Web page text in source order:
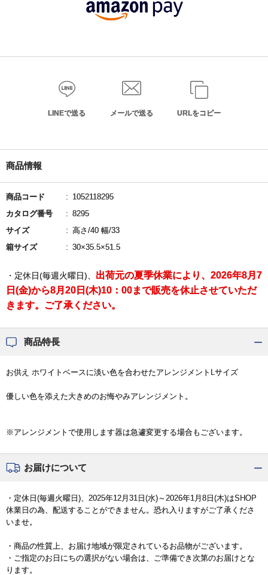
LINEで送る メールで送る URLをコピー
商品情報
商品コード
1052118295
カタログ番号
8295
サイズ
高さ/40 幅/33
箱サイズ
30×35.5×51.5
・定休日(毎週火曜日)、 出荷元の夏季休業により、2026年8月7
日(金)から8月20日(木)10：00まで販売を休止させていただ
きます。ご了承ください。
商品特長
お供え ホワイトベースに淡い色を合わせたアレンジメントLサイズ
優しい色を添えた大きめのお悔やみアレンジメント。
※アレンジメントで使用します器は急遽変更する場合もございます。
お届けについて
・定休日(毎週火曜日)、2025年12月31日(水)～2026年1月8日(木)はSHOP
休業日の為、配送することができません。恐れ入りますがご了承くださ
いませ。
・商品の性質上、お届け地域が限定されているお品物がございます。
・ご指定のお日にちの選択がない場合は、ご準備でき次第のお届けとな
ります。